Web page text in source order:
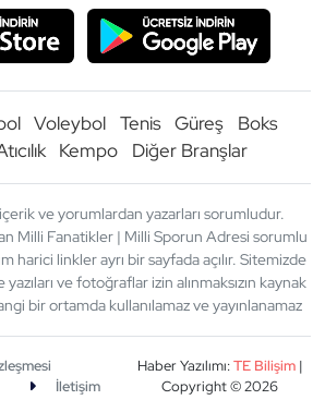
Voleybol Tenis Güreş
Boks
Kempo Diğer Branşlar
ve yorumlardan yazarları sorumludur.
Milli Fanatikler | Milli Sporun Adresi sorumlu
harici linkler ayrı bir sayfada açılır. Sitemizde
ve fotoğraflar izin alınmaksızın kaynak
bir ortamda kullanılamaz ve yayınlanamaz
İletişim
Haber Yazılımı:TE Bilişim|
Copyright © 2026